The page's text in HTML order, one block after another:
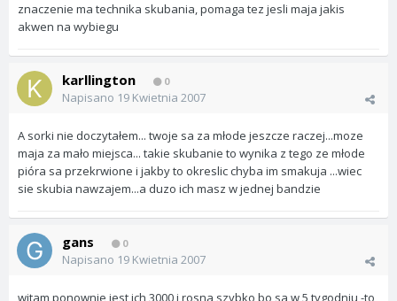
znaczenie ma technika skubania, pomaga tez jesli maja jakis
akwen na wybiegu
karllington 0
Napisano 19 Kwietnia 2007
A sorki nie doczytałem... twoje sa za młode jeszcze raczej...moze
maja za mało miejsca... takie skubanie to wynika z tego ze młode
pióra sa przekrwione i jakby to okreslic chyba im smakuja ...wiec
sie skubia nawzajem...a duzo ich masz w jednej bandzie
gans 0
Napisano 19 Kwietnia 2007
witam ponownie jest ich 3000 i rosna szybko bo sa w 5 tygodniu -to